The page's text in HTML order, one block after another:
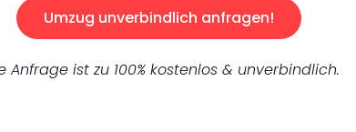
Umzug unverbindlich anfragen!
Anfrage ist zu 100% kostenlos & unverbindlich.